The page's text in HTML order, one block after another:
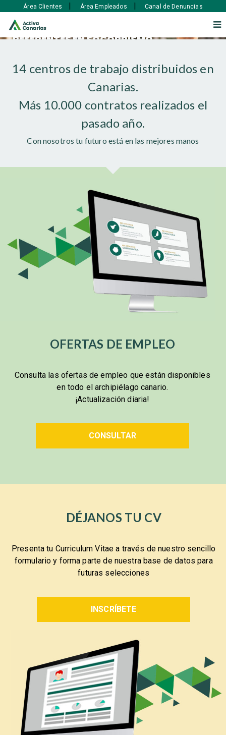
para tu complejo turístico, comunidad de
contáctanos
REFERENTES EN SOCORRISMO
CONTACTE CON NOSOTROS
14 centros de trabajo distribuidos en
Canarias.
Más 10.000 contratos realizados el
pasado año.
Con nosotros tu futuro está en las mejores manos
OFERTAS DE EMPLEO
Consulta las ofertas de empleo que están disponibles
en todo el archipiélago canario.
¡Actualización diaria!
CONSULTAR
DÉJANOS TU CV
Presenta tu Curriculum Vitae a través de nuestro sencillo
formulario y forma parte de nuestra base de datos para
futuras selecciones
INSCRÍBETE
Área Clientes | Área Empleados | Canal de Denuncias